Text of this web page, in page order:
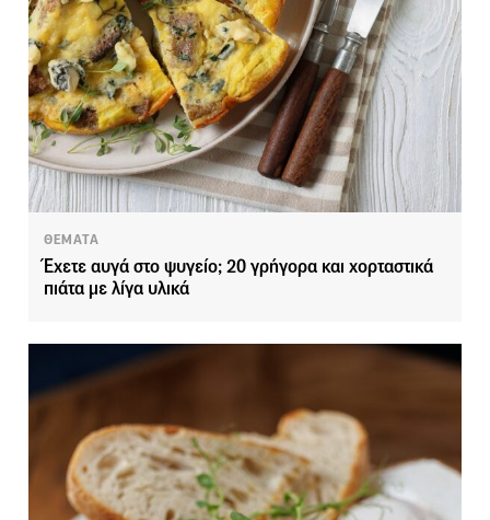
ΘΕΜΑΤΑ
Έχετε αυγά στο ψυγείο; 20 γρήγορα και χορταστικά
πιάτα με λίγα υλικά